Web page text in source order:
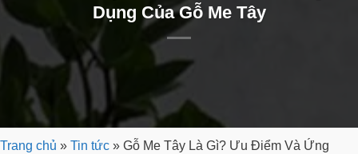
Dụng Của Gỗ Me Tây
Trang chủ » Tin tức » Gỗ Me Tây Là Gì? Ưu Điểm Và Ứng